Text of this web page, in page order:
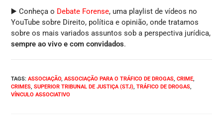
▶️ Conheça o Debate Forense, uma playlist de vídeos no
YouTube sobre Direito, política e opinião, onde tratamos
sobre os mais variados assuntos sob a perspectiva jurídica,
sempre ao vivo e com convidados.
TAGS:ASSOCIAÇÃO, ASSOCIAÇÃO PARA O TRÁFICO DE DROGAS, CRIME,
CRIMES, SUPERIOR TRIBUNAL DE JUSTIÇA (STJ), TRÁFICO DE DROGAS,
VÍNCULO ASSOCIATIVO